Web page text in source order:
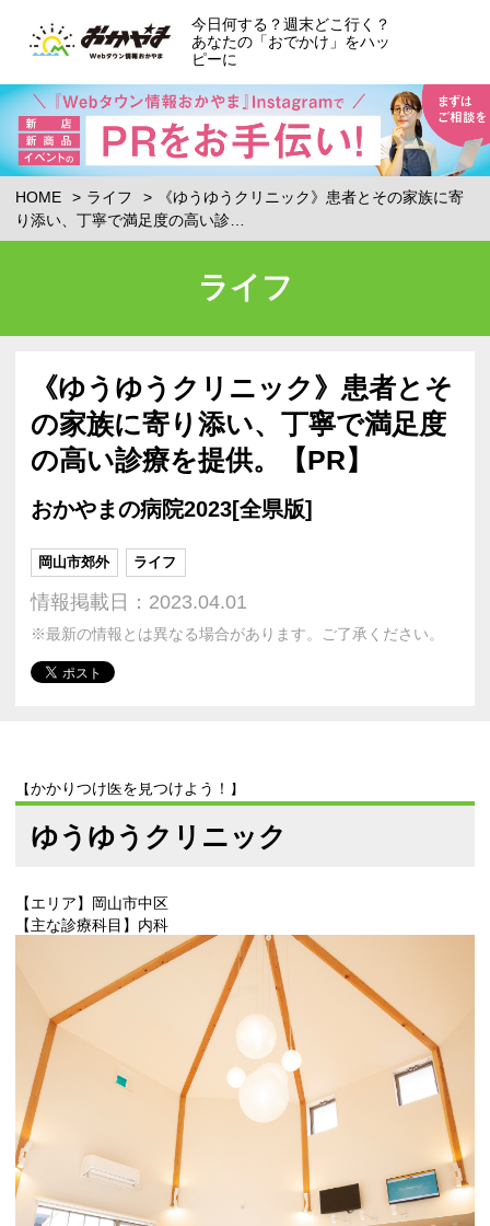
今日何する？週末どこ行く？
あなたの「おでかけ」をハッ
ピーに
HOME ライフ
《ゆうゆうクリニック》患者とその家族に寄
り添い、丁寧で満足度の高い診…
ライフ
《ゆうゆうクリニック》患者とそ
の家族に寄り添い、丁寧で満足度
の高い診療を提供。【PR】
おかやまの病院2023[全県版]
岡山市郊外 ライフ
情報掲載日：2023.04.01
※最新の情報とは異なる場合があります。ご了承ください。
【かかりつけ医を見つけよう！】
ゆうゆうクリニック
【エリア】岡山市中区
【主な診療科目】内科